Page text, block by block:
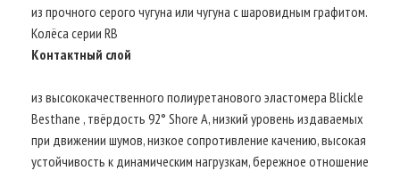
из прочного серого чугуна или чугуна с шаровидным графитом.
Колёса серии RB
Контактный слой
из высококачественного полиуретанового эластомера Blickle
Besthane , твёрдость 92° Shore A, низкий уровень издаваемых
при движении шумов, низкое сопротивление качению, высокая
устойчивость к динамическим нагрузкам, бережное отношение